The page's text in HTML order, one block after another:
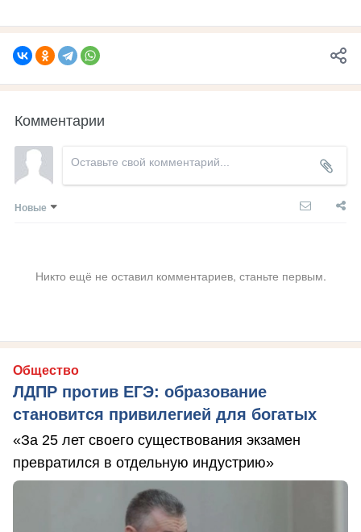
Комментарии
Новые
Никто ещё не оставил комментариев, станьте первым.
Общество
ЛДПР против ЕГЭ: образование
становится привилегией для богатых
«За 25 лет своего существования экзамен
превратился в отдельную индустрию»